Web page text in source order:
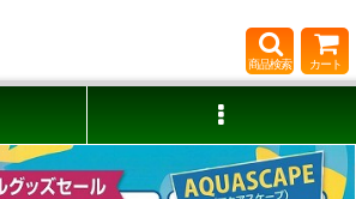
商品検索 カート